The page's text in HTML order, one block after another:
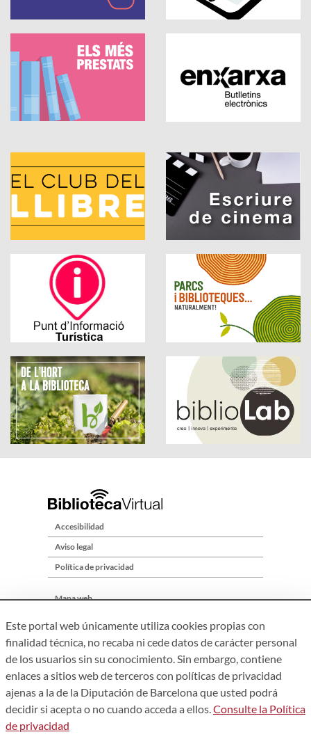
Accesibilidad
Aviso legal
Política de privacidad
Mapa web
Contacto
Este portal web únicamente utiliza cookies propias con
finalidad técnica, no recaba ni cede datos de carácter personal
de los usuarios sin su conocimiento. Sin embargo, contiene
enlaces a sitios web de terceros con políticas de privacidad
ajenas a la de la Diputación de Barcelona que usted podrá
decidir si acepta o no cuando acceda a ellos.Consulte la Política
de privacidad